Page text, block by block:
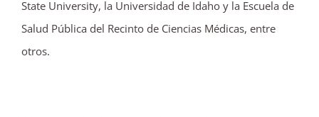
State University, la Universidad de Idaho y la Escuela de
Salud Pública del Recinto de Ciencias Médicas, entre
otros.